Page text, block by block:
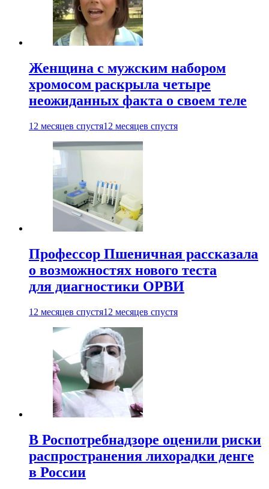
Женщина с мужским набором
хромосом раскрыла четыре
неожиданных факта о своем теле
12 месяцев спустя12 месяцев спустя
Профессор Пшеничная рассказала
о возможностях нового теста
для диагностики ОРВИ
12 месяцев спустя12 месяцев спустя
В Роспотребнадзоре оценили риски
распространения лихорадки денге
в России